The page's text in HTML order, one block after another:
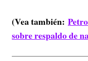
(Vea también:
sobre respaldo de